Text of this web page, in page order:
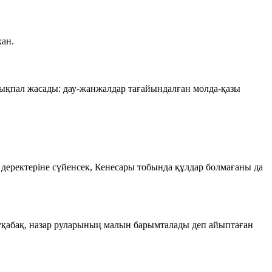
жасады: дау-жанжалдар тағайындалған молда-қазы
сүйенсек, Кенесары тобында құлдар болмағаны да
назар руларының малын барымталады деп айыптаған